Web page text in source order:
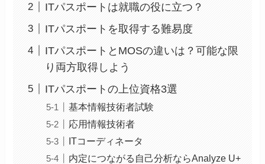
ITパスポートは就職の役に立つ？
ITパスポートを取得する難易度
ITパスポートとMOSの違いは？可能な限
り両方取得しよう
ITパスポートの上位資格3選
基本情報技術者試験
応用情報技術者
ITコーディネータ
内定につながる自己分析ならAnalyze U+